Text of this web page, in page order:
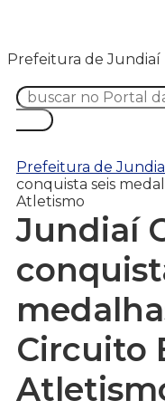
Prefeitura de Jundiaí
Prefeitura de
conquista seis
Atletismo
Jundiaí
Circuito